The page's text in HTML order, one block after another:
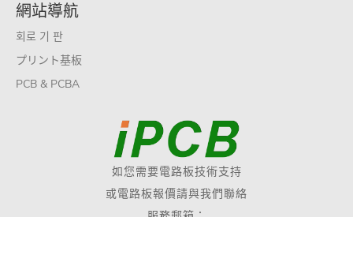
網站導航
회로 기 판
プリント基板
PCB & PCBA
如您需要電路板技術支持
或電路板報價請與我們聯絡
服務郵箱：